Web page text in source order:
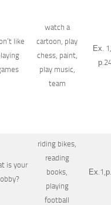
like
watch a
cartoon, play
chess, paint,
play music,
team
Ех.
is your
riding bikes,
reading
books,
playing
football